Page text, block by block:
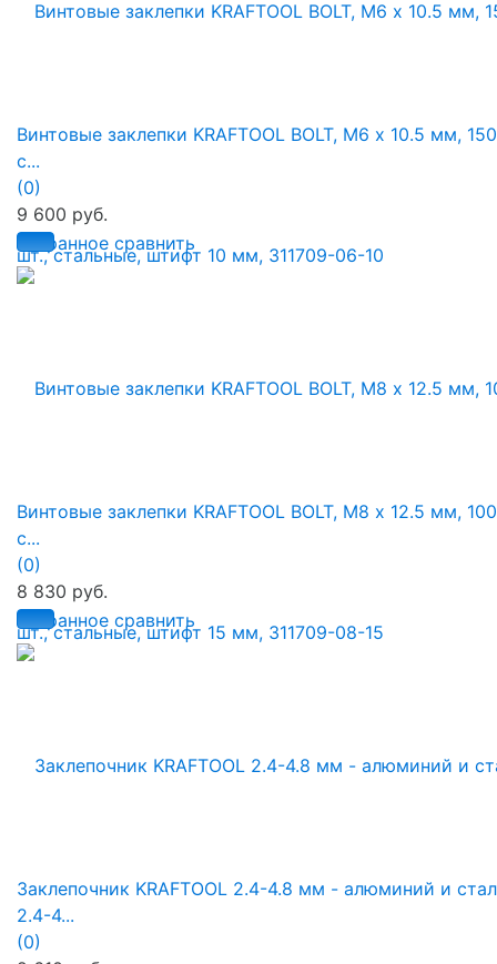
избранное сравнить
Винтовые заклепки KRAFTOOL BOLT, М6 х 10.5 мм,
с...
(0)
9 600 руб.
избранное сравнить
Винтовые заклепки KRAFTOOL BOLT, М8 х 12.5 мм,
с...
(0)
8 830 руб.
Заклепочник KRAFTOOL 2.4-4.8 мм - алюминий и
2.4-4...
(0)